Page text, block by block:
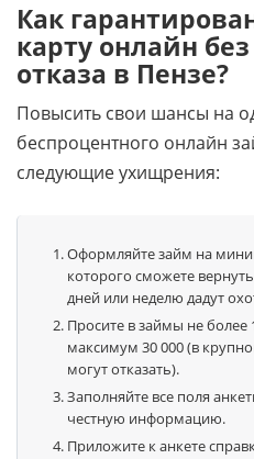
Как
карту онлайн
отказа в Пензе?
Повысить свои шансы на
беспроцентного онлайн
следующие ухищрения:
Оформляйте займ на
которого сможете
дней или неделю дадут
Просите в займы не более
максимум 30 000 (в
могут отказать).
Заполняйте все поля
честную информацию.
Приложите к анкете